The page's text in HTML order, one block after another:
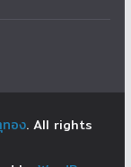
ทอง. All rights